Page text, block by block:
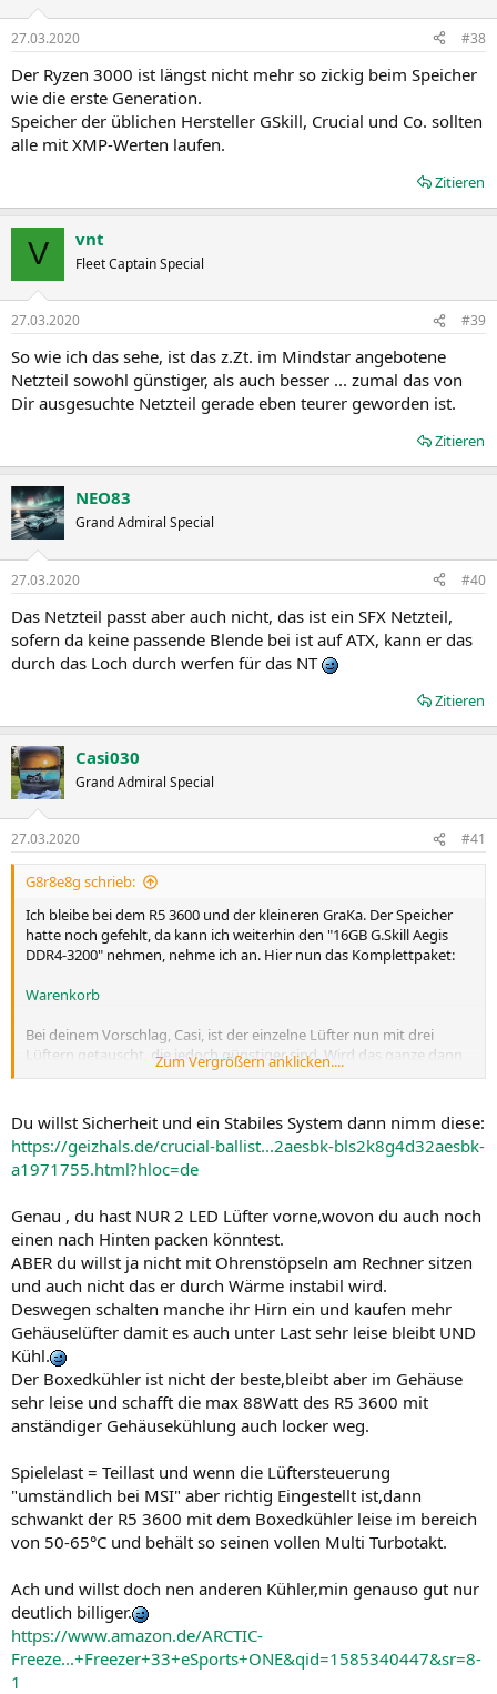
27.03.2020 #38
Der Ryzen 3000 ist längst nicht mehr so zickig beim Speicher
wie die erste Generation.
Speicher der üblichen Hersteller GSkill, Crucial und Co. sollten
alle mit XMP-Werten laufen.
Zitieren
V vnt
Fleet Captain Special
27.03.2020 #39
So wie ich das sehe, ist das z.Zt. im Mindstar angebotene
Netzteil sowohl günstiger, als auch besser ... zumal das von
Dir ausgesuchte Netzteil gerade eben teurer geworden ist.
Zitieren
NEO83
Grand Admiral Special
27.03.2020 #40
Das Netzteil passt aber auch nicht, das ist ein SFX Netzteil,
sofern da keine passende Blende bei ist auf ATX, kann er das
durch das Loch durch werfen für das NT
Zitieren
Casi030
Grand Admiral Special
27.03.2020 #41
G8r8e8g schrieb:
Ich bleibe bei dem R5 3600 und der kleineren GraKa. Der Speicher
hatte noch gefehlt, da kann ich weiterhin den "16GB G.Skill Aegis
DDR4-3200" nehmen, nehme ich an. Hier nun das Komplettpaket:
Warenkorb
Bei deinem Vorschlag, Casi, ist der einzelne Lüfter nun mit drei
Lüftern getauscht, die jedoch günstiger sind. Wird das ganze dann
recht laut? Gewählt sind die, weil die CPU zu schnell erwärmt? Oder
Zum Vergrößern anklicken....
Du willst Sicherheit und ein Stabiles System dann nimm diese:
https://geizhals.de/crucial-ballist...2aesbk-bls2k8g4d32aesbk-
a1971755.html?hloc=de
Genau , du hast NUR 2 LED Lüfter vorne,wovon du auch noch
einen nach Hinten packen könntest.
ABER du willst ja nicht mit Ohrenstöpseln am Rechner sitzen
und auch nicht das er durch Wärme instabil wird.
Deswegen schalten manche ihr Hirn ein und kaufen mehr
Gehäuselüfter damit es auch unter Last sehr leise bleibt UND
Kühl.
Der Boxedkühler ist nicht der beste,bleibt aber im Gehäuse
sehr leise und schafft die max 88Watt des R5 3600 mit
anständiger Gehäusekühlung auch locker weg.
Spielelast = Teillast und wenn die Lüftersteuerung
"umständlich bei MSI" aber richtig Eingestellt ist,dann
schwankt der R5 3600 mit dem Boxedkühler leise im bereich
von 50-65°C und behält so seinen vollen Multi Turbotakt.
Ach und willst doch nen anderen Kühler,min genauso gut nur
deutlich billiger.
https://www.amazon.de/ARCTIC-
Freeze...+Freezer+33+eSports+ONE&qid=1585340447&sr=8-
1